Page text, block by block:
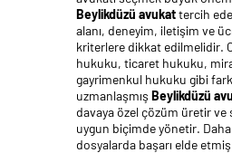
Beylikdüzü avukattercih
alanı, deneyim, iletişim ve
kriterlere dikkat edilmelidir.
hukuku, ticaret hukuku,
gayrimenkul hukuku gibi
uzmanlaşmış Beylikdüzü
davaya özel çözüm üretir
uygun biçimde yönetir.
dosyalarda başarı elde